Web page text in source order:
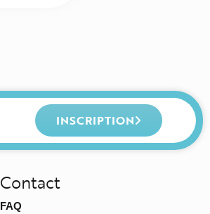
INSCRIPTION
Contact
FAQ